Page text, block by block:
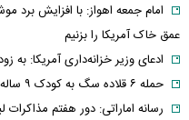
عمق خاک آمریکا را بزنیم
ادعای وزیر خزانه‌داری آمریکا: به
حمله ۶ قلاده سگ به کودک ۹ ساله در سنندج
رسانه اماراتی: دور هفتم مذاکرات